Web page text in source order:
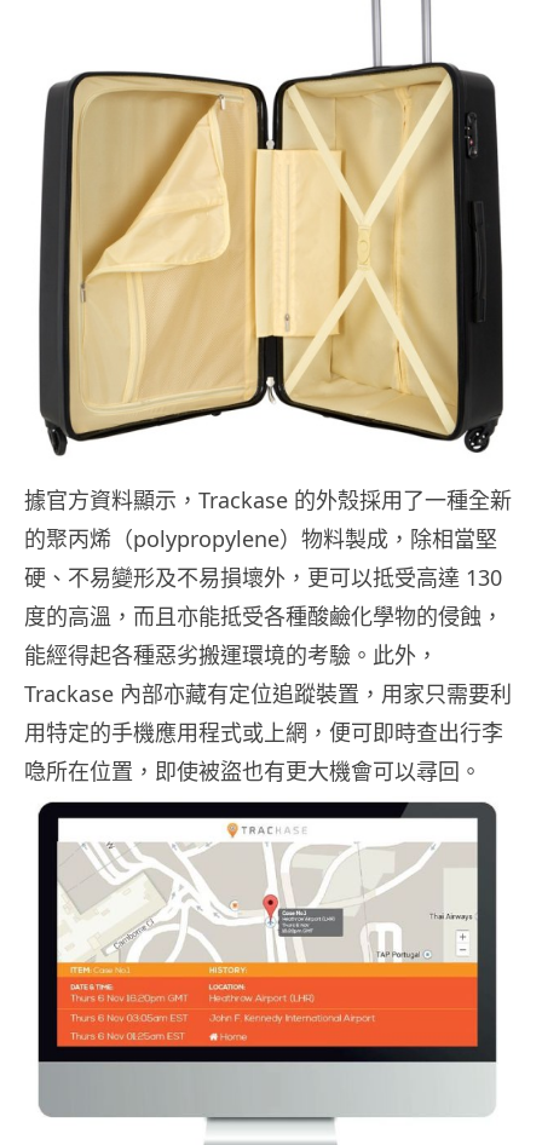
據官方資料顯示，Trackase 的外殼採用了一種全新
的聚丙烯（polypropylene）物料製成，除相當堅
硬、不易變形及不易損壞外，更可以抵受高達 130
度的高溫，而且亦能抵受各種酸鹼化學物的侵蝕，
能經得起各種惡劣搬運環境的考驗。此外，
Trackase 內部亦藏有定位追蹤裝置，用家只需要利
用特定的手機應用程式或上網，便可即時查出行李
喼所在位置，即使被盜也有更大機會可以尋回。